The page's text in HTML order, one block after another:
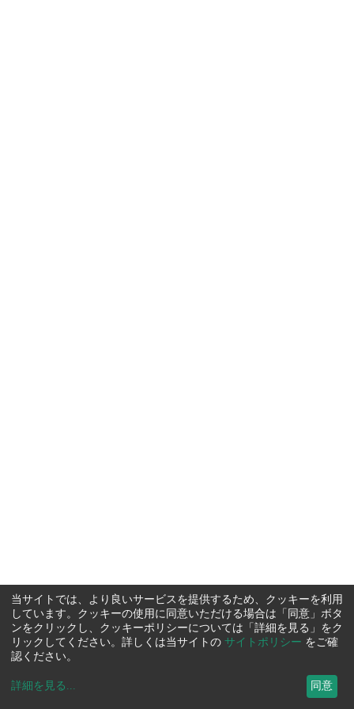
当サイトでは、より良いサービスを提供するため、クッキーを利用
しています。クッキーの使用に同意いただける場合は「同意」ボタ
ンをクリックし、クッキーポリシーについては「詳細を見る」をク
リックしてください。詳しくは当サイトの サイトポリシー をご確
認ください。
詳細を見る ... 同意